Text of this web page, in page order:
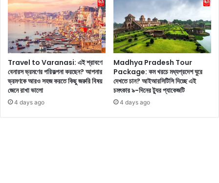
গ
ঠ
নে
র
জ
ন্য
সে
রা
বি
ল্প
Travel to Varanasi: এই শ্রাবণে
বেনারস ভ্রমণের পরিকল্পনা করছেন? আপনার
ভ্রমণকে আরও সহজ করতে কিছু জরুরি বিষয়
জেনে রাখা ভালো
4 days ago
Madhya Pradesh Tour
Package: কম খরচে মধ্যপ্রদেশ ঘুরে
দেখতে চান? আইআরসিটিসি দিচ্ছে এই
চমৎকার ৯-দিনের ট্যুর প্যাকেজটি
4 days ago